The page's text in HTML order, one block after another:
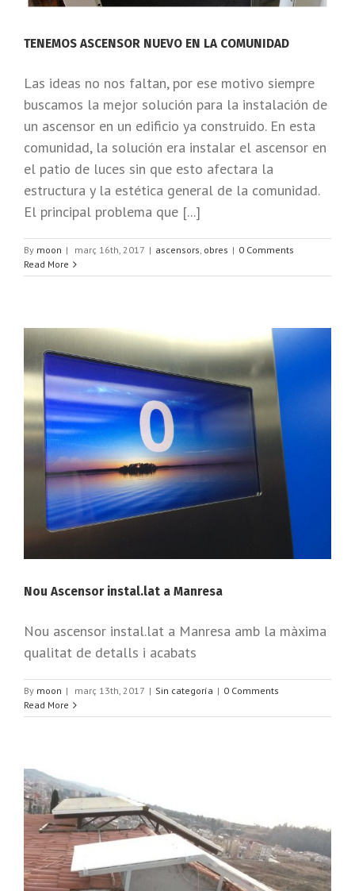
TENEMOS ASCENSOR NUEVO EN LA COMUNIDAD
Las ideas no nos faltan, por ese motivo siempre
buscamos la mejor solución para la instalación de
un ascensor en un edificio ya construido. En esta
comunidad, la solución era instalar el ascensor en
el patio de luces sin que esto afectara la
estructura y la estética general de la comunidad.
El principal problema que [...]
By moon | març 16th, 2017 | ascensors, obres | 0 Comments
Read More
Nou Ascensor instal.lat a Manresa
Nou ascensor instal.lat a Manresa amb la màxima
qualitat de detalls i acabats
By moon | març 13th, 2017 | Sin categoría | 0 Comments
Read More